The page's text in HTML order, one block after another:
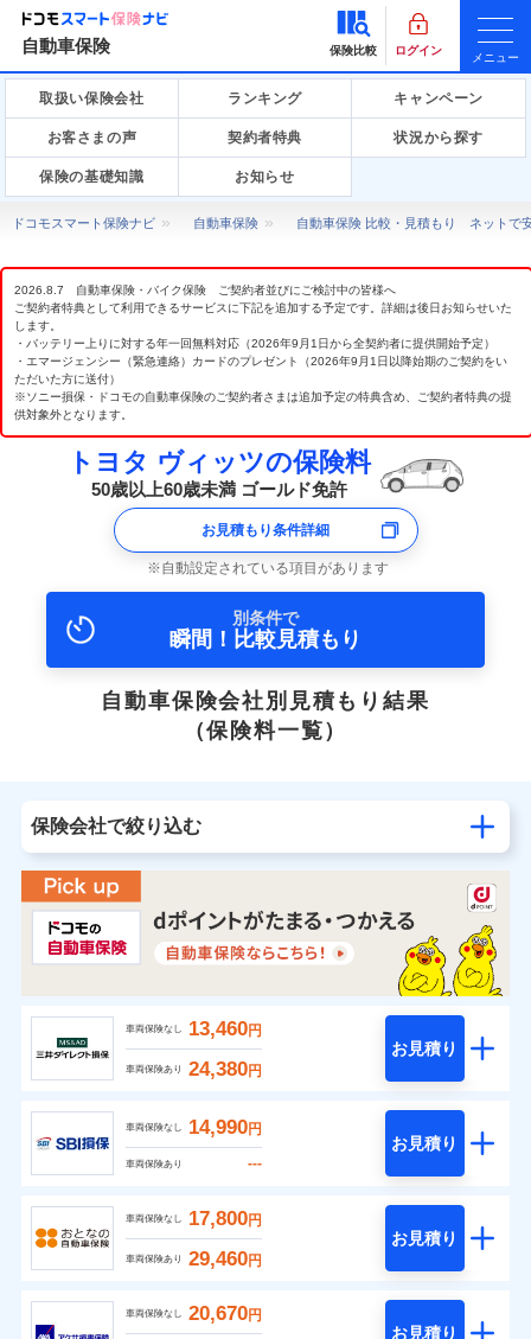
自動車保険 保険比較 ログイン
メニュー
取扱い保険会社 ランキング キャンペーン
お客さまの声 契約者特典 状況から探す
保険の基礎知識 お知らせ
ドコモスマート保険ナビ 自動車保険 自動車保険 比較・見積もり ネットで
2026.8.7 自動車保険・バイク保険 ご契約者並びにご検討中の皆様へ
ご契約者特典として利用できるサービスに下記を追加する予定です。詳細は後日お知らせいた
します。
・バッテリー上りに対する年一回無料対応（2026年9月1日から全契約者に提供開始予定）
・エマージェンシー（緊急連絡）カードのプレゼント（2026年9月1日以降始期のご契約をい
ただいた方に送付）
※ソニー損保・ドコモの自動車保険のご契約者さまは追加予定の特典含め、ご契約者特典の提
供対象外となります。
トヨタ ヴィッツの保険料
50歳以上60歳未満 ゴールド免許
お見積もり条件詳細
自動設定されている項目があります
別条件で
瞬間！比較見積もり
自動車保険会社別見積もり結果
（保険料一覧）
保険会社で絞り込む
車両保険なし 13,460円
車両保険あり 24,380円
お見積り
車両保険なし 14,990円
車両保険あり ---
お見積り
車両保険なし 17,800円
車両保険あり 29,460円
お見積り
車両保険なし 20,670円
お見積り